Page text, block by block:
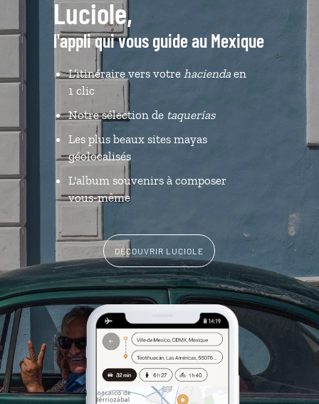
Luciole,
l'appli qui vous guide au Mexique
L’itinéraire vers votre hacienda en
1 clic
Notre sélection de taquerías
Les plus beaux sites mayas
géolocalisés
L'album souvenirs à composer
vous-même
DÉCOUVRIR LUCIOLE